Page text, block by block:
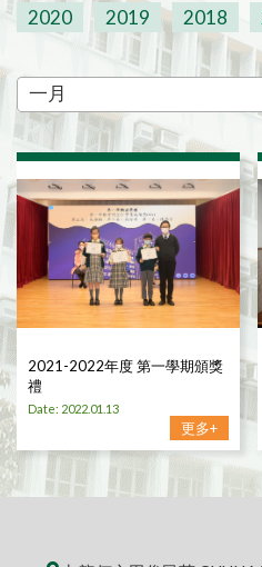
2020
2019 2018
2021-2022年度 第一學期頒獎
禮
Date: 2022.01.13
更多+